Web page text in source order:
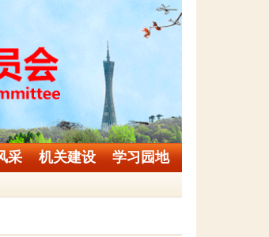
采 机关建设 学习园地